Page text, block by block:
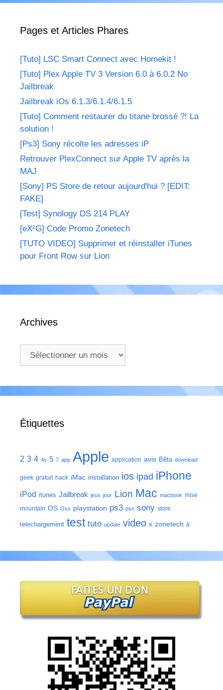
Pages et Articles Phares
[Tuto] LSC Smart Connect avec Homekit !
[Tuto] Plex Apple TV 3 Version 6.0 à 6.0.2 No
Jailbreak
Jailbreak iOs 6.1.3/6.1.4/6.1.5
[Tuto] Comment restaurer du titane brossé ?! La
solution !
[Ps3] Sony récolte les adresses iP
Retrouver PlexConnect sur Apple TV après la
MAJ
[Sony] PS Store de retour aujourd'hui ? [EDIT:
FAKE]
[Test] Synology DS 214 PLAY
[eX²G] Code Promo Zonetech
[TUTO VIDEO] Supprimer et réinstaller iTunes
pour Front Row sur Lion
Archives
Archives
Étiquettes
2 3 4 4s 5 7 app Apple application avis Bêta download
geek gratuit hack iMac installation ios ipad iPhone
iPod itunes Jailbreak jeux jour Lion Mac macbook mise
mountain OS Osx playstation ps3 psn sony store
telechargement test tuto update video x zonetech à